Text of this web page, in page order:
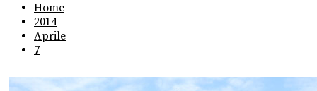
Home
2014
Aprile
7